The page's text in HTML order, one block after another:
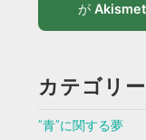
がAkismet
カテゴリー
”青”に関する夢